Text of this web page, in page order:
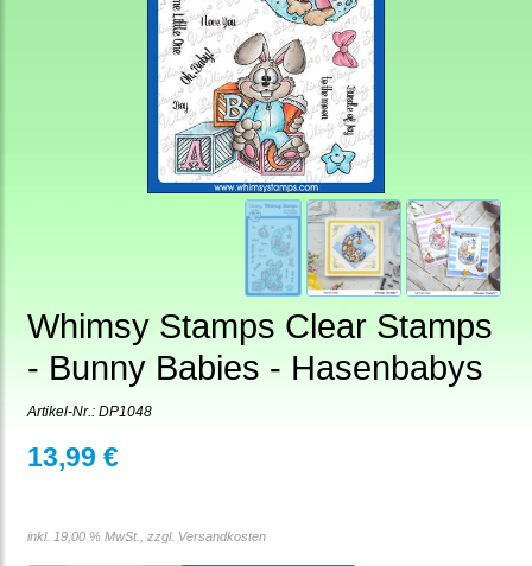
Whimsy Stamps Clear Stamps
- Bunny Babies - Hasenbabys
Artikel-Nr.: DP1048
13,99 €
inkl. 19,00 % MwSt., zzgl. Versandkosten